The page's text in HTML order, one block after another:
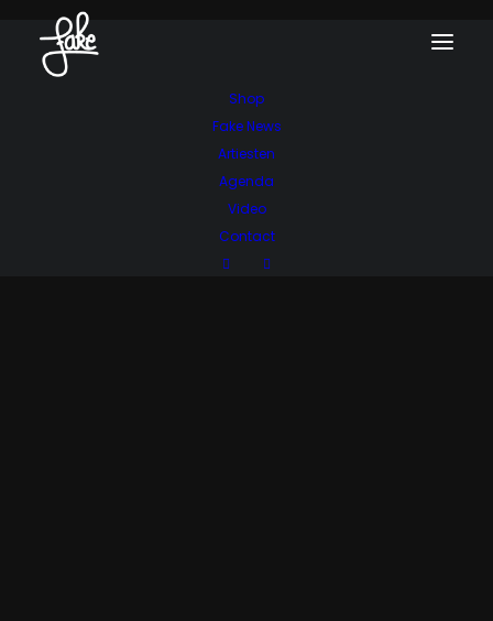
Shop
Fake News
Artiesten
Agenda
Video
Contact